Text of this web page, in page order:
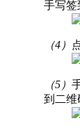
手写签
（4）
（5）
到二维